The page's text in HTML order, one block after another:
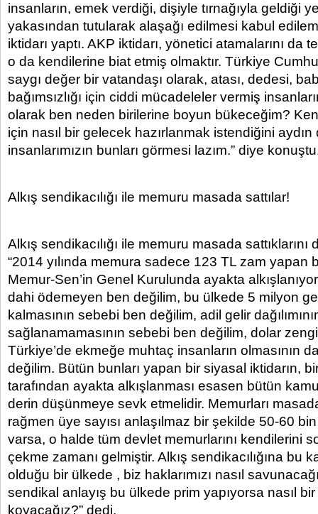
insanların, emek verdiği, dişiyle tırnağıyla geldiği
yakasından tutularak alaşağı edilmesi kabul
iktidarı yaptı. AKP iktidarı, yönetici atamalarını da
o da kendilerine biat etmiş olmaktır. Türkiye
saygı değer bir vatandaşı olarak, atası, dedesi,
bağımsızlığı için ciddi mücadeleler vermiş
olarak ben neden birilerine boyun bükeceğim?
için nasıl bir gelecek hazırlanmak istendiğini
insanlarımızın bunları görmesi lazım.” diye
Alkış sendikacılığı ile memuru masada sattılar!
Alkış sendikacılığı ile memuru masada
“2014 yılında memura sadece 123 TL zam yapan
Memur-Sen’in Genel Kurulunda ayakta
dahi ödemeyen ben değilim, bu ülkede 5 milyon
kalmasının sebebi ben değilim, adil gelir
sağlanamamasının sebebi ben değilim, dolar
Türkiye’de ekmeğe muhtaç insanların olmasının
değilim. Bütün bunları yapan bir siyasal iktidarın,
tarafından ayakta alkışlanması esasen bütün
derin düşünmeye sevk etmelidir. Memurları
rağmen üye sayısı anlaşılmaz bir şekilde 50-60
varsa, o halde tüm devlet memurlarını kendilerini
çekme zamanı gelmiştir. Alkış sendikacılığına bu
olduğu bir ülkede , biz haklarımızı nasıl
sendikal anlayış bu ülkede prim yapıyorsa nasıl
koyacağız?” dedi.